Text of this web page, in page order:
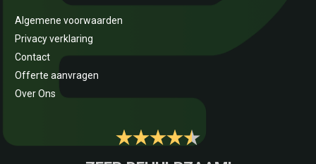
Algemene voorwaarden
Privacy verklaring
Contact
Offerte aanvragen
Over Ons